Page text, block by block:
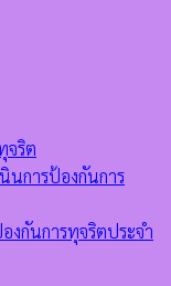
จริต
นการป้องกันการ
งกันการทุจริตประจำ